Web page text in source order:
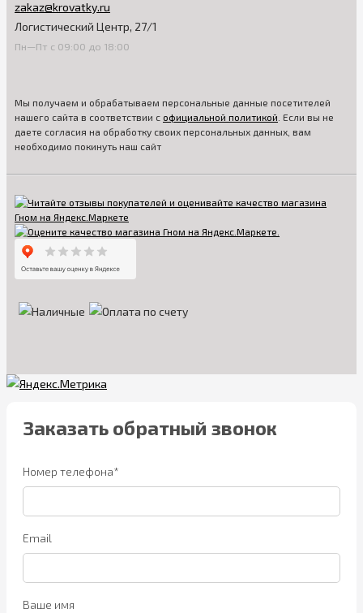
zakaz@krovatky.ru
Логистический Центр, 27/1
Пн—Пт с 09:00 до 18:00
Мы получаем и обрабатываем персональные данные посетителей
нашего сайта в соответствии с официальной политикой . Если вы не
даете согласия на обработку своих персональных данных, вам
необходимо покинуть наш сайт
Заказать обратный звонок
Номер телефона*
Email
Ваше имя